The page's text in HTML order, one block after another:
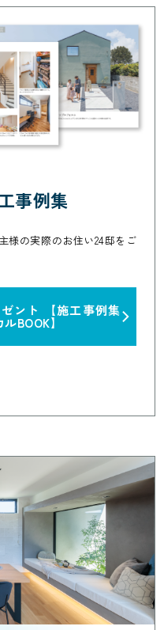
事例集
様の実際のお住い24邸をご
ント 【施工事例集
BOOK】